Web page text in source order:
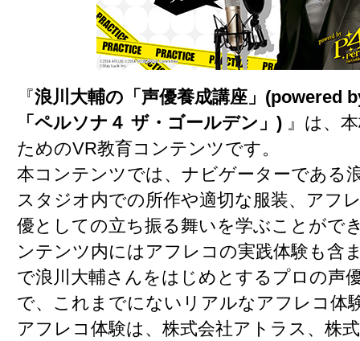
『浪川大輔の「声優養成講座」(powered
「ペルソナ４ ザ・ゴールデン」) 』は、
ためのVR教育コンテンツです。
本コンテンツでは、ナビゲーターである
スタジオ内での所作や適切な服装、アフ
優としての立ち振る舞いを学ぶことがで
ンテンツ内にはアフレコの実践体験も含
で浪川大輔さんをはじめとするプロの声
で、これまでにないリアルなアフレコ体
アフレコ体験は、株式会社アトラス、株